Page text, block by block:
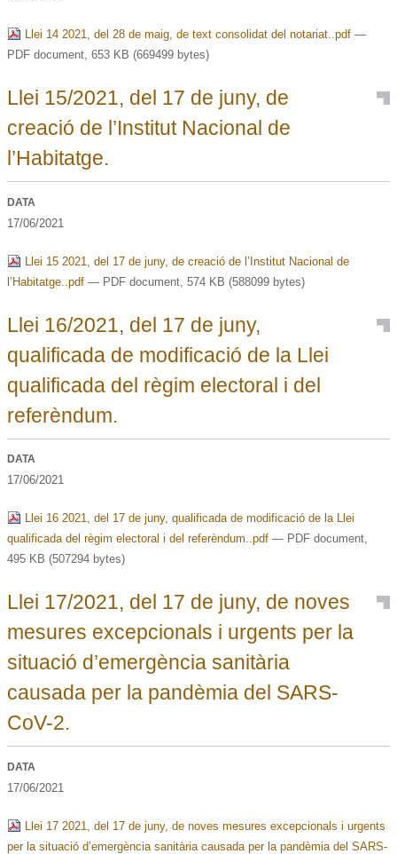
Llei 14 2021, del 28 de maig, de text consolidat del notariat..pdf—
PDF document, 653 KB (669499 bytes)
Llei 15/2021, del 17 de juny, de
creació de l’Institut Nacional de
l’Habitatge.
DATA
17/06/2021
Llei 15 2021, del 17 de juny, de creació de l’Institut Nacional de
l’Habitatge..pdf— PDF document, 574 KB (588099 bytes)
Llei 16/2021, del 17 de juny,
qualificada de modificació de la Llei
qualificada del règim electoral i del
referèndum.
DATA
17/06/2021
Llei 16 2021, del 17 de juny, qualificada de modificació de la Llei
qualificada del règim electoral i del referèndum..pdf— PDF document,
495 KB (507294 bytes)
Llei 17/2021, del 17 de juny, de noves
mesures excepcionals i urgents per la
situació d’emergència sanitària
causada per la pandèmia del SARS-
CoV-2.
DATA
17/06/2021
Llei 17 2021, del 17 de juny, de noves mesures excepcionals i urgents
per la situació d’emergència sanitària causada per la pandèmia del SARS-